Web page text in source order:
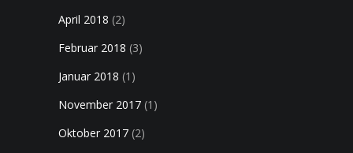
April 2018 (2)
Februar 2018 (3)
Januar 2018 (1)
November 2017 (1)
Oktober 2017 (2)